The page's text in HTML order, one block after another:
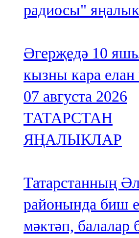
радиосы"
Әгерҗедә 10
кызны кара елан
07 августа 2026
ТАТАРСТАН
ЯҢАЛЫКЛАР
Татарстанның
районында биш
мәктәп, балалар